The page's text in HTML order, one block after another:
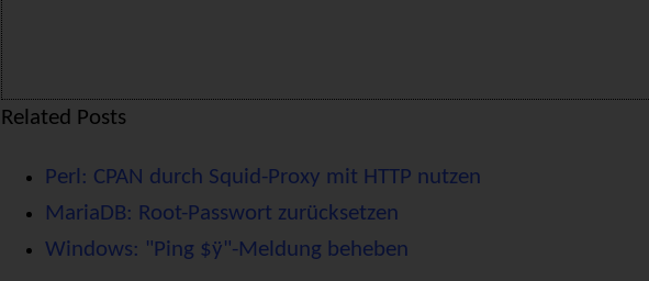
Related Posts
Perl: CPAN durch Squid-Proxy mit HTTP nutzen
MariaDB: Root-Passwort zurücksetzen
Windows: "Ping $ÿ"-Meldung beheben